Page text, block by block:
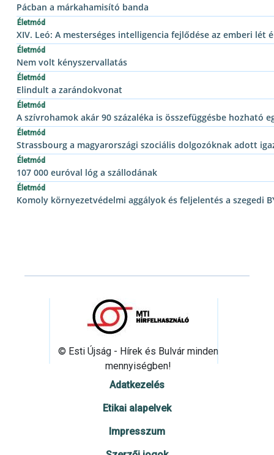
Pácban a márkahamisító banda
Életmód
XIV. Leó: A mesterséges intelligencia fejlődése az emberi lét
Életmód
Nem volt kényszervallatás
Életmód
Elindult a zarándokvonat
Életmód
A szívrohamok akár 90 százaléka is összefüggésbe hozható
Életmód
Strassbourg a magyarországi szociális dolgozóknak adott
Életmód
107 000 euróval lóg a szállodának
Életmód
Komoly környezetvédelmi aggályok és feljelentés a szegedi
© Esti Újság - Hírek és Bulvár minden
mennyiségben!
Adatkezelés
Etikai alapelvek
Impresszum